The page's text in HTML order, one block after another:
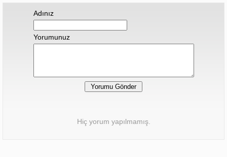
Adınız
Yorumunuz
Hiç yorum yapılmamış.